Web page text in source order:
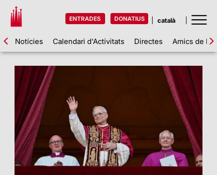
ENTRADES DONATIUS
Notícies Calendari d'Activitats Directes Amics de la